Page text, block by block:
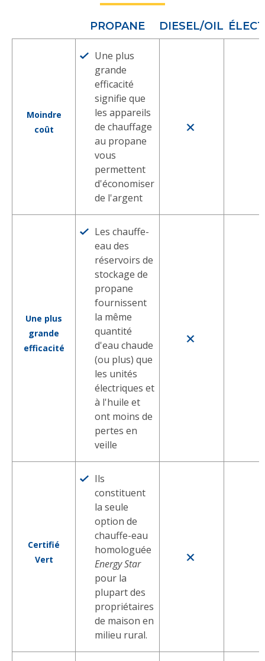
PROPANE DIESEL/OIL
Moindre
coût
Une plus
grande
efficacité
signifie que
les appareils
de chauffage
au propane
vous
permettent
d'économiser
de l'argent
Une plus
grande
efficacité
Les chauffe-
eau des
réservoirs de
stockage de
propane
fournissent
la même
quantité
d'eau chaude
(ou plus) que
les unités
électriques et
à l'huile et
ont moins de
pertes en
veille
Certifié
Vert
Ils
constituent
la seule
option de
chauffe-eau
homologuée
Energy Star
pour la
plupart des
propriétaires
de maison en
milieu rural.